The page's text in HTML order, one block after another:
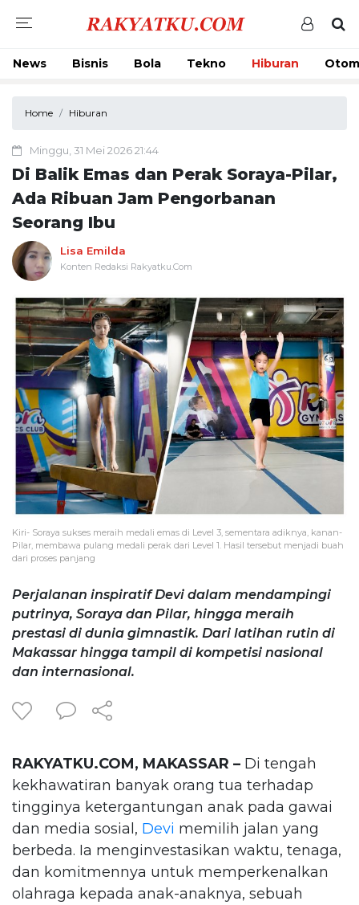
News Bisnis Bola Tekno Hiburan
Home Hiburan
Minggu, 31 Mei 2026 21:44
Di Balik Emas dan Perak Soraya-Pilar,
Ada Ribuan Jam Pengorbanan
Seorang Ibu
Lisa Emilda
Konten Redaksi Rakyatku.Com
Kiri- Soraya sukses meraih medali emas di Level 3, sementara adiknya, kanan-
Pilar, membawa pulang medali perak dari Level 1. Hasil tersebut menjadi buah
dari proses panjang
Perjalanan inspiratif Devi dalam mendampingi
putrinya, Soraya dan Pilar, hingga meraih
prestasi di dunia gimnastik. Dari latihan rutin di
Makassar hingga tampil di kompetisi nasional
dan internasional.
RAKYATKU.COM, MAKASSAR – Di tengah
kekhawatiran banyak orang tua terhadap
tingginya ketergantungan anak pada gawai
dan media sosial, Devi memilih jalan yang
berbeda. Ia menginvestasikan waktu, tenaga,
dan komitmennya untuk memperkenalkan
olahraga kepada anak-anaknya, sebuah